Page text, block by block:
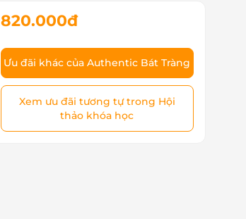
820.000đ
Ưu đãi khác của Authentic Bát Tràng
Xem ưu đãi tương tự trong Hội
thảo khóa học